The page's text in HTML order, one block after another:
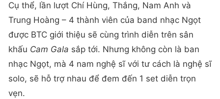
Cụ thể, lần lượt Chí Hùng, Thắng, Nam Anh và
Trung Hoàng – 4 thành viên của band nhạc Ngọt
được BTC giới thiệu sẽ cùng trình diễn trên sân
khấu Cam Gala sắp tới. Nhưng không còn là ban
nhạc Ngọt, mà 4 nam nghệ sĩ với tư cách là nghệ sĩ
solo, sẽ hỗ trợ nhau để đem đến 1 set diễn trọn
vẹn.